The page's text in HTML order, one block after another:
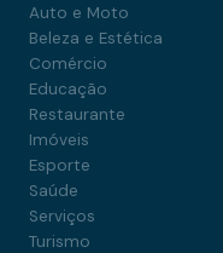
Auto e Moto
Beleza e Estética
Comércio
Educação
Restaurante
Imóveis
Esporte
Saúde
Serviços
Turismo